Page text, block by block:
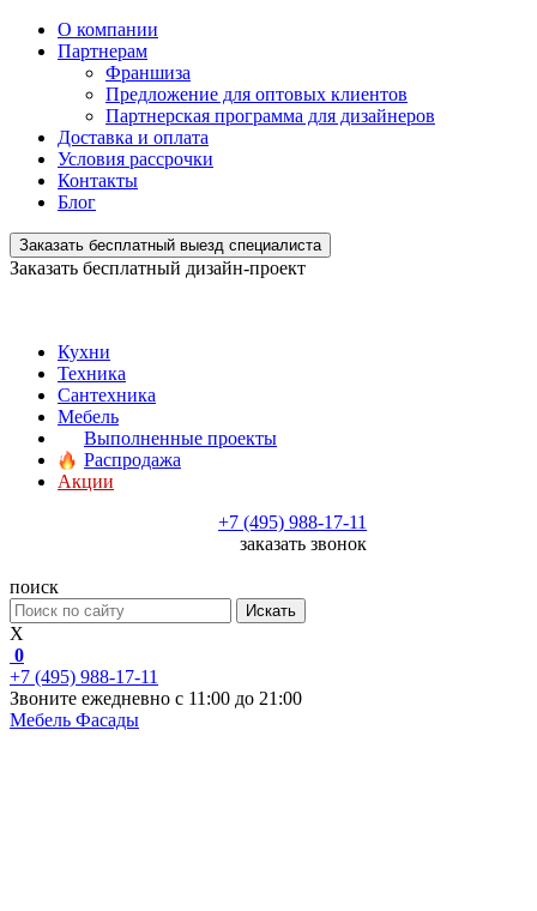
О компании
Партнерам
Франшиза
Предложение для оптовых клиентов
Партнерская программа для дизайнеров
Доставка и оплата
Условия рассрочки
Контакты
Блог
Заказать бесплатный выезд специалиста
Заказать бесплатный дизайн-проект
Кухни
Техника
Сантехника
Мебель
Выполненные проекты
Распродажа
Акции
+7 (495) 988-17-11
заказать звонок
поиск
Искать
X
0
+7 (495) 988-17-11
Звоните ежедневно с 11:00 до 21:00
Мебель Фасады